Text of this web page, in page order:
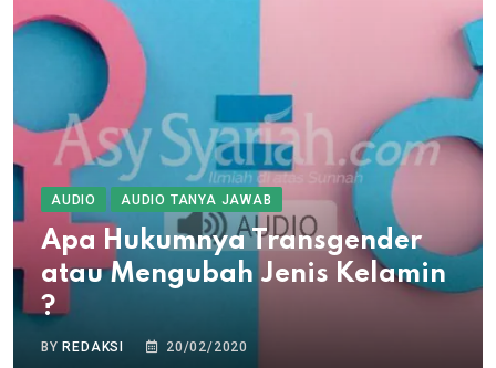
AUDIO AUDIO TANYA JAWAB
Apa Hukumnya Transgender
atau Mengubah Jenis Kelamin
?
BYREDAKSI 20/02/2020